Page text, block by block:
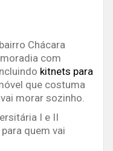
Chácara
com
kitnets para
que costuma
morar sozinho.
I e II
quem vai